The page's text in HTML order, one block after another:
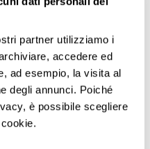
partner utilizziamo i
accedere ed
ad esempio, la visita al
degli annunci. Poiché
è possibile scegliere
il fiume Ping, Mae
Klan Rd, il famoso Night
e delle pensioni di
della vita notturna della